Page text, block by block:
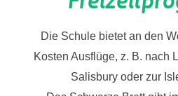
Die Schule bietet an den
Kosten Ausflüge, z. B. nach
Salisbury oder zur